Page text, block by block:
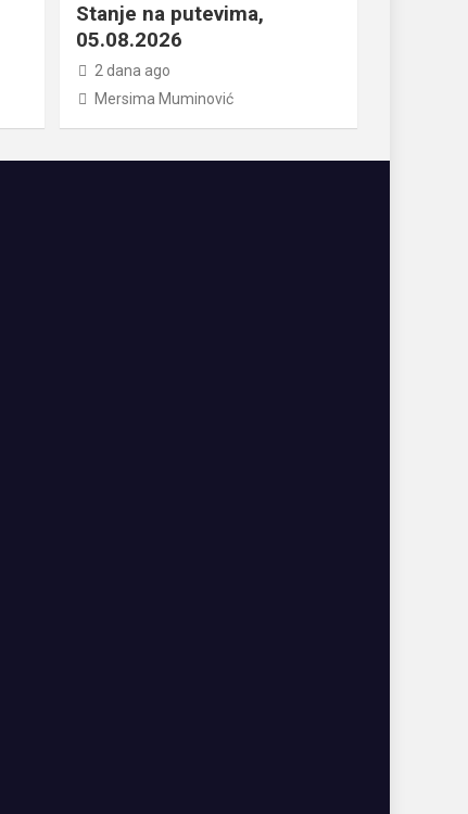
Stanje na putevima,
05.08.2026
2 dana ago
Mersima Muminović